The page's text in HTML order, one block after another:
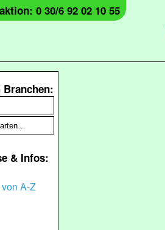
0 30/6 92 02 10 55
Branchen:
& Infos:
A-Z